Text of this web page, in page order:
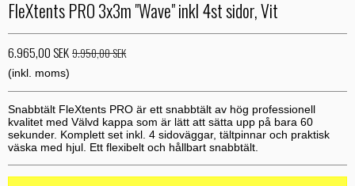
FleXtents PRO 3x3m "Wave" inkl 4st sidor, Vit
6.965,00 SEK9.950,00 SEK
(inkl. moms)
Snabbtält FleXtents PRO är ett snabbtält av hög professionell
kvalitet med Välvd kappa som är lätt att sätta upp på bara 60
sekunder. Komplett set inkl. 4 sidoväggar, tältpinnar och praktisk
väska med hjul. Ett flexibelt och hållbart snabbtält.